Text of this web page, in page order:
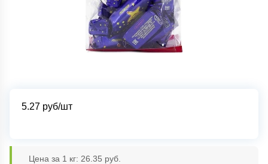
5.27 руб/шт
Цена за 1 кг: 26.35 руб.